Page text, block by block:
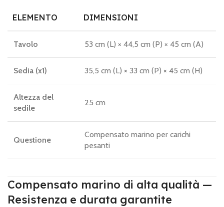
ELEMENTO DIMENSIONI
Tavolo 53 cm (L) × 44,5 cm (P) × 45 cm (A)
Sedia (x1) 35,5 cm (L) × 33 cm (P) × 45 cm (H)
Altezza del
sedile
25 cm
Questione
Compensato marino per carichi
pesanti
Compensato marino di alta qualità —
Resistenza e durata garantite